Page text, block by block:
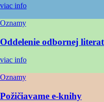
viac info
Oznamy
Oddelenie odbornej
viac info
Oznamy
Požičiavame e-knihy